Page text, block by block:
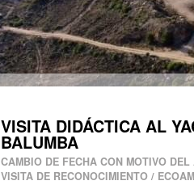
VISITA DIDÁCTICA AL
BALUMBA
CAMBIO DE FECHA CON MOTIVO
VISITA DE RECONOCIMIENTO /